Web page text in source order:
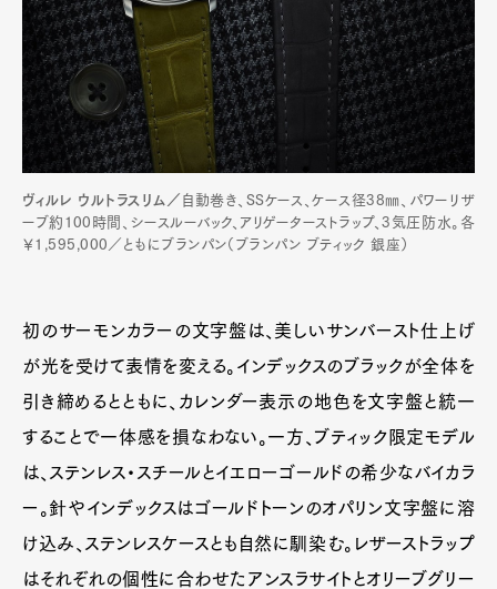
ヴィルレ ウルトラスリム／ 自動巻き、SSケース、ケース径38㎜、パワーリザ
ーブ約100時間、シースルーバック、アリゲーターストラップ、3気圧防水。各
￥1,595,000／ともにブランパン（ブランパン ブティック 銀座）
初のサーモンカラーの文字盤は、美しいサンバースト仕上げ
が光を受けて表情を変える。インデックスのブラックが全体を
引き締めるとともに、カレンダー表示の地色を文字盤と統一
することで一体感を損なわない。一方、ブティック限定モデル
は、ステンレス・スチールとイエローゴールドの希少なバイカラ
ー。針やインデックスはゴールドトーンのオパリン文字盤に溶
け込み、ステンレスケースとも自然に馴染む。レザーストラップ
はそれぞれの個性に合わせたアンスラサイトとオリーブグリー